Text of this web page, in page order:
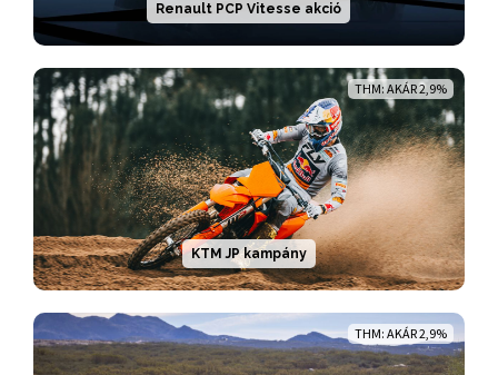
Renault PCP Vitesse akció
THM: AKÁR 2,9%
KTM JP kampány
THM: AKÁR 2,9%